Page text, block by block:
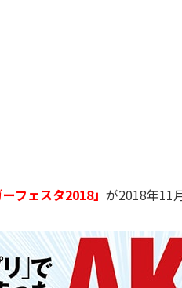
フェスタ2018」 が2018年11